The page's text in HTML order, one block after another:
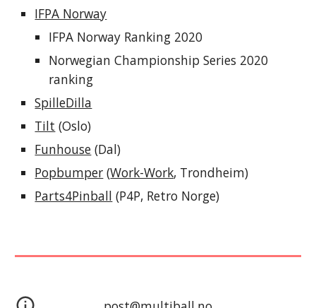
IFPA Norway
IFPA Norway Ranking 2020
Norwegian Championship Series 2020
ranking
SpilleDilla
Tilt (Oslo)
Funhouse (Dal)
Popbumper (Work-Work, Trondheim)
Parts4Pinball (P4P, Retro Norge)